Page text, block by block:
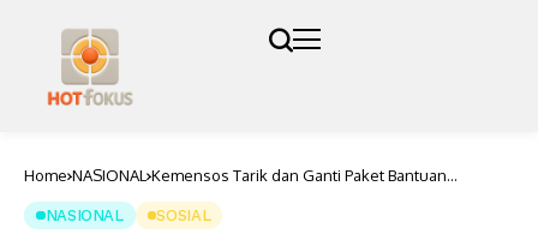
Home NASIONAL Kemensos Tarik dan Ganti Paket Bantuan
NASIONAL SOSIAL